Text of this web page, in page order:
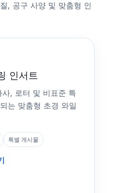
, 공구 사양 및 맞춤형 인
인서트
, 로터 및 비표준 특
는 맞춤형 초경 와일
특별 게시물